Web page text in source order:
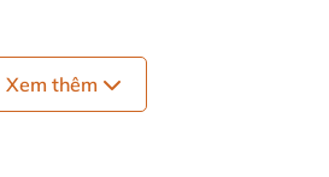
Xem thêm